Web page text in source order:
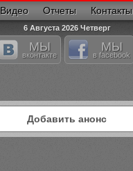
Видео Отчеты Контакты
6 Августа 2026 Четверг
МЫ
вконтакте
МЫ
в facebook
Добавить анонс